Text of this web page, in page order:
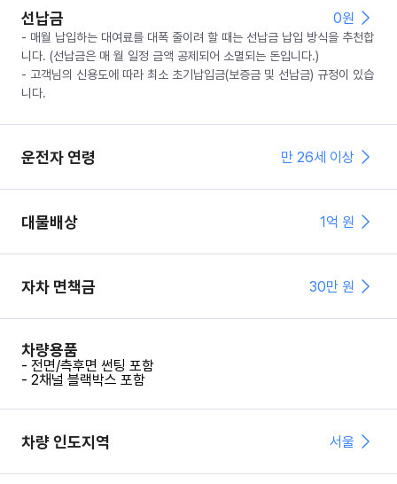
선납금 0원
- 매월 납입하는 대여료를 대폭 줄이려 할 때는 선납금 납입 방식을 추천합
니다. (선납금은 매 월 일정 금액 공제되어 소멸되는 돈입니다.)
- 고객님의 신용도에 따라 최소 초기납입금(보증금 및 선납금) 규정이 있습
니다.
운전자 연령 만 26세 이상
대물배상 1억 원
자차 면책금 30만 원
차량용품
- 전면/측후면 썬팅 포함
- 2채널 블랙박스 포함
차량 인도지역 서울